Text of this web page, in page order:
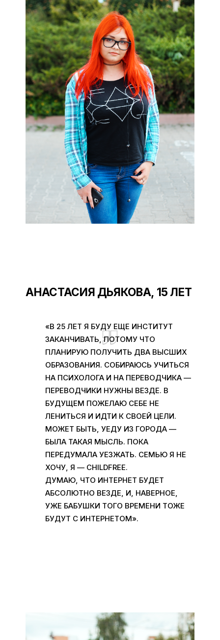
АНАСТАСИЯ ДЬЯКОВА, 15 ЛЕТ
«В 25 ЛЕТ Я БУДУ ЕЩЕ ИНСТИТУТ
ЗАКАНЧИВАТЬ, ПОТОМУ ЧТО
ПЛАНИРУЮ ПОЛУЧИТЬ ДВА ВЫСШИХ
ОБРАЗОВАНИЯ. СОБИРАЮСЬ УЧИТЬСЯ
НА ПСИХОЛОГА И НА ПЕРЕВОДЧИКА —
ПЕРЕВОДЧИКИ НУЖНЫ ВЕЗДЕ. В
БУДУЩЕМ ПОЖЕЛАЮ СЕБЕ НЕ
ЛЕНИТЬСЯ И ИДТИ К СВОЕЙ ЦЕЛИ.
МОЖЕТ БЫТЬ, УЕДУ ИЗ ГОРОДА —
БЫЛА ТАКАЯ МЫСЛЬ. ПОКА
ПЕРЕДУМАЛА УЕЗЖАТЬ. СЕМЬЮ Я НЕ
ХОЧУ, Я — CHILDFREE.
ДУМАЮ, ЧТО ИНТЕРНЕТ БУДЕТ
АБСОЛЮТНО ВЕЗДЕ, И, НАВЕРНОЕ,
УЖЕ БАБУШКИ ТОГО ВРЕМЕНИ ТОЖЕ
БУДУТ С ИНТЕРНЕТОМ».